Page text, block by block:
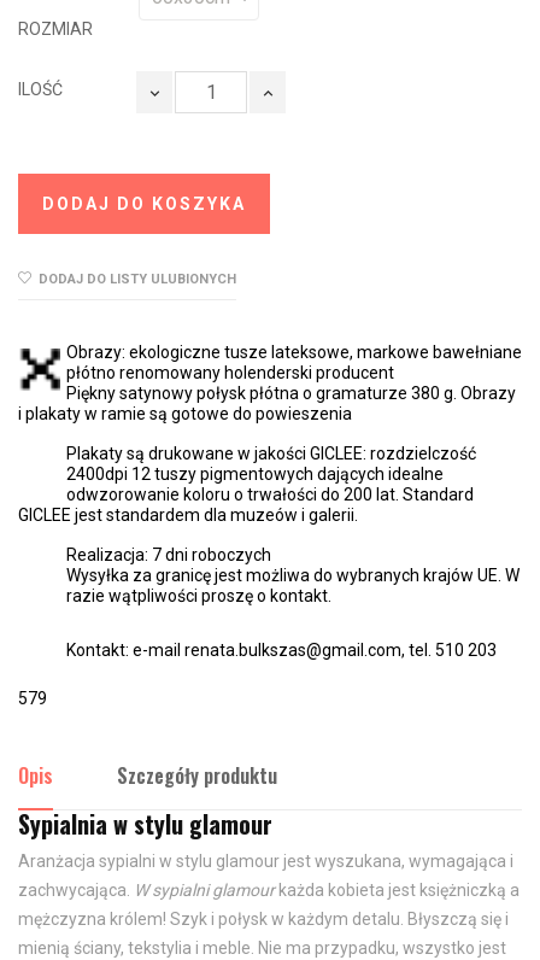
ROZMIAR
ILOŚĆ
DODAJ DO KOSZYKA
DODAJ DO LISTY ULUBIONYCH
Obrazy: ekologiczne tusze lateksowe, markowe bawełniane
płótno renomowany holenderski producent
Piękny satynowy połysk płótna o gramaturze 380 g. Obrazy
i plakaty w ramie są gotowe do powieszenia
Plakaty są drukowane w jakości GICLEE: rozdzielczość
2400dpi 12 tuszy pigmentowych dających idealne
odwzorowanie koloru o trwałości do 200 lat. Standard
GICLEE jest standardem dla muzeów i galerii.
Realizacja: 7 dni roboczych
Wysyłka za granicę jest możliwa do wybranych krajów UE. W
razie wątpliwości proszę o kontakt.
Kontakt: e-mail renata.bulkszas@gmail.com, tel. 510 203
579
Opis Szczegóły produktu
Sypialnia w stylu glamour
Aranżacja sypialni w stylu glamour jest wyszukana, wymagająca i
zachwycająca. W sypialni glamourkażda kobieta jest księżniczką a
mężczyzna królem! Szyk i połysk w każdym detalu. Błyszczą się i
mienią ściany, tekstylia i meble. Nie ma przypadku, wszystko jest